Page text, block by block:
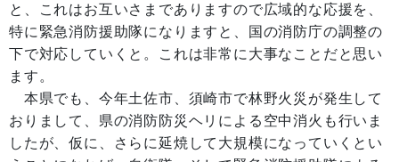
と、これはお互いさまでありますので広域的な応援を、
特に緊急消防援助隊になりますと、国の消防庁の調整の
下で対応していくと。これは非常に大事なことだと思い
ます。
本県でも、今年土佐市、須崎市で林野火災が発生して
おりまして、県の消防防災ヘリによる空中消火も行いま
したが、仮に、さらに延焼して大規模になっていくとい